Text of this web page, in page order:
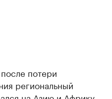
потери
региональный